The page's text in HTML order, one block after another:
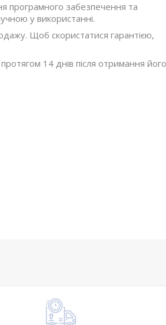
програмного забезпечення та
у використанні.
Щоб скористатися гарантією,
14 днів після отримання